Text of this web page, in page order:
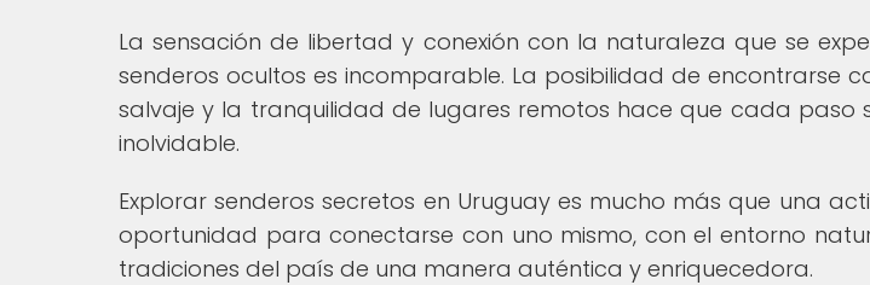
La sensación de libertad y conexión con la naturaleza que se
senderos ocultos es incomparable. La posibilidad de encontrarse
salvaje y la tranquilidad de lugares remotos hace que cada paso
inolvidable.
Explorar senderos secretos en Uruguay es mucho más que una
oportunidad para conectarse con uno mismo, con el entorno
tradiciones del país de una manera auténtica y enriquecedora.